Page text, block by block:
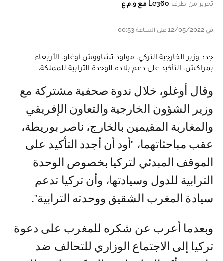
تحرير من طرف Le360 مع و.م.ع
في 12/05/2022 على الساعة 00:53
جدد وزير الخارجية التركي، مولود تشاووش أوغلو، الأربعاء
بمراكش، التأكيد على دعم بلاده للوحدة الترابية للمملكة.
وقال أوغلو، خلال ندوة صحفية مشتركة مع
وزير الشؤون الخارجية والتعاون الإفريقي
والمغاربة المقيمين بالخارج، ناصر بوريطة،
عقب مباحثاتهما، "أود أن أجدد التأكيد على
الموقف المبدئي لتركيا بخصوص الوحدة
الترابية للدول وسيادتها، وأن تركيا تدعم
سيادة المغرب الشقيق ووحدته الترابية".
وبعدما أعرب عن شكره للمغرب على دعوة
تركيا إلى الاجتماع الوزاري للتحالف ضد